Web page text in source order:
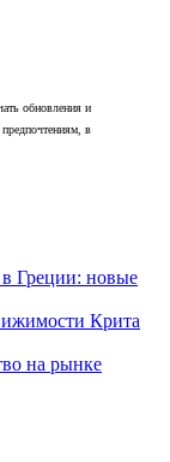
обновления и
в
Греции: новые
Крита
на рынке